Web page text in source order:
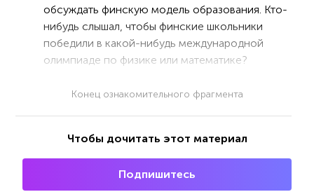
обсуждать финскую модель образования. Кто-
нибудь слышал, чтобы финские школьники
победили в какой-нибудь международной
олимпиаде по физике или математике?
Конец ознакомительного фрагмента
Чтобы дочитать этот материал
Подпишитесь